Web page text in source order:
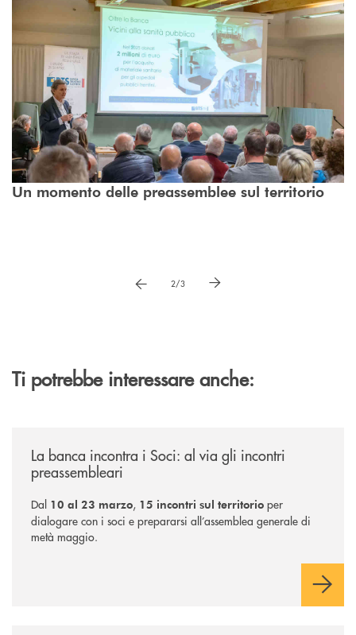
Gabriele Delmonte, direttore di BTS Banca
Un momento delle preassemblee sul territorio
La sede di BTS Banca Trentino-Südtirol a Trento
vai a immagne precedente Gallery
2/3 vai a immagine successiva
Ti potrebbe interessare anche:
La banca incontra i Soci: al via gli incontri
preassembleari
Dal 10 al 23 marzo, 15 incontri sul territorio per
dialogare con i soci e prepararsi all’assemblea generale di
metà maggio.